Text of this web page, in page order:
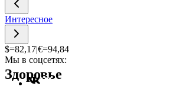
Интересное
$=82,17|€=94,84
Мы в соцсетях:
Здоровье